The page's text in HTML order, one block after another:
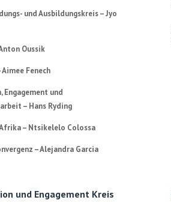
und Ausbildungskreis –Jyo
Oussik
Fenech
Engagement und
– Hans Ryding
– Ntsikelelo Colossa
– Alejandra Garcia
und Engagement Kreis